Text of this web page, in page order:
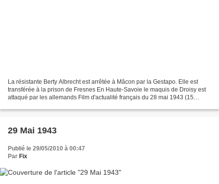
La résistante Berty Albrecht est arrêtée à Mâcon par la Gestapo. Elle est
transférée à la prison de Fresnes En Haute-Savoie le maquis de Droisy est
attaqué par les allemands Film d'actualité français du 28 mai 1943 (15
29 Mai 1943
Publié le 29/05/2010 à 00:47
Par Fix